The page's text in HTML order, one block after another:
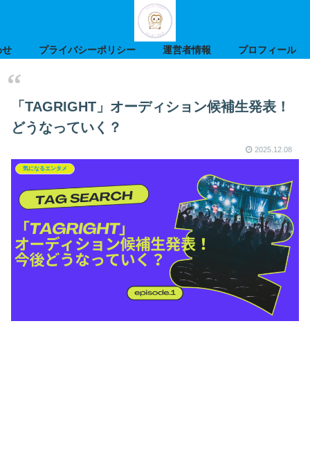
せ プライバシーポリシー 運営者情報 プロフィール
「TAGRIGHT」オーディション候補生発表！
どうなっていく？
2025.12.08
気になるエンタメ